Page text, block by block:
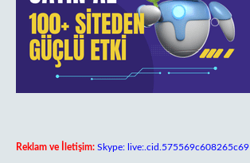
Reklam ve İletişim: Skype: live:.cid.575569c608265c69